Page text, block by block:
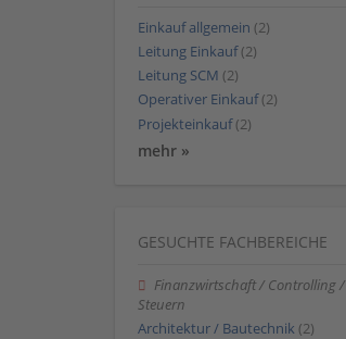
Einkauf allgemein (2)
Leitung Einkauf (2)
Leitung SCM (2)
Operativer Einkauf (2)
Projekteinkauf (2)
mehr »
GESUCHTE FACHBEREICHE
Finanzwirtschaft / Controlling /
Steuern
Architektur / Bautechnik (2)